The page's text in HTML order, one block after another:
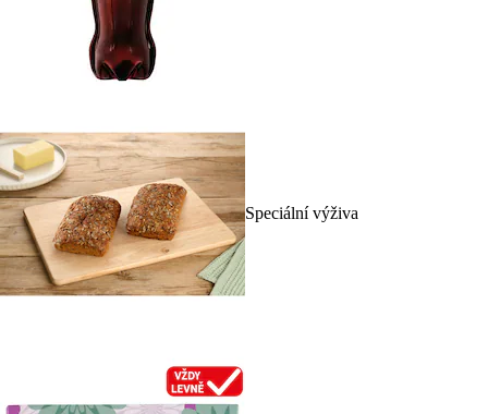
Speciální výživa